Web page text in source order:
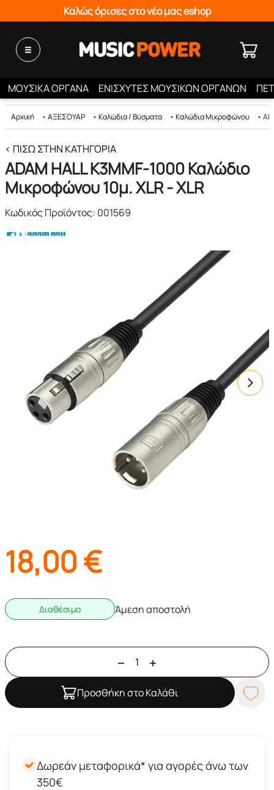
Καλώς όρισες στο νέο μας eshop
ΜΟΥΣΙΚΑ ΟΡΓΑΝΑ ΕΝΙΣΧΥΤΕΣ ΜΟΥΣΙΚΩΝ ΟΡΓΑΝΩΝ
Αρχική • ΑΞΕΣΟΥΑΡ • Καλώδια / Βύσματα • Καλώδια Μικροφώνου •
< ΠΊΣΩ ΣΤΗΝ ΚΑΤΗΓΟΡΊΑ
ADAM HALL K3MMF-1000 Καλώδιο
Μικροφώνου 10μ. XLR - XLR
Κωδικός Προϊόντος: 001569
18,00€
Διαθέσιμο Άμεση αποστολή
Προσθήκη στο Καλάθι
Δωρεάν μεταφορικά* για αγορές άνω των
350€